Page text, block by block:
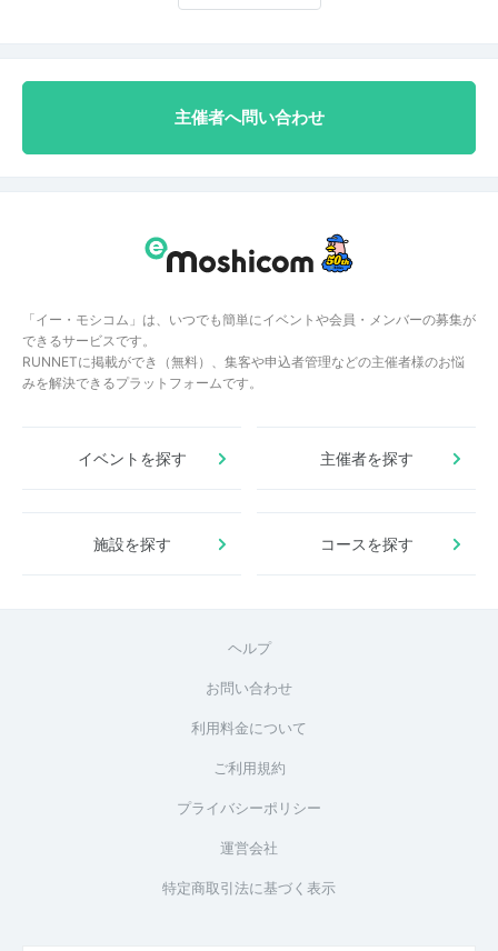
主催者へ問い合わせ
「イー・モシコム」は、いつでも簡単にイベントや会員・メンバーの募集が
できるサービスです。
RUNNETに掲載ができ（無料）、集客や申込者管理などの主催者様のお悩
みを解決できるプラットフォームです。
イベントを探す 主催者を探す
施設を探す コースを探す
ヘルプ
お問い合わせ
利用料金について
ご利用規約
プライバシーポリシー
運営会社
特定商取引法に基づく表示